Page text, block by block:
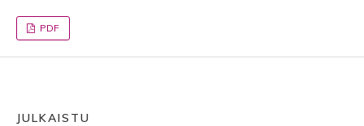
PDF
JULKAISTU